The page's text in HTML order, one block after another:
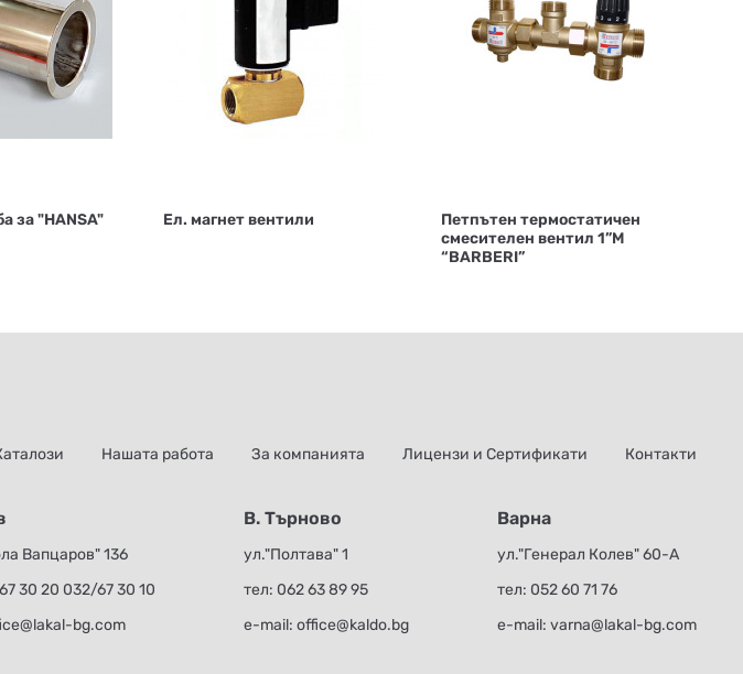
за "HANSA" Ел. магнет вентили
Петпътен термостатичен
смесителен вентил 1”М
“BARBERI”
Нашата работа За компанията Лицензи и Сертификати Контакти
Вапцаров" 136
30 20 032/67 30 10
bg.com
В. Търново
ул."Полтава" 1
тел: 062 63 89 95
е-mail: office@kaldo.bg
Варна
ул."Генерал Колев" 60-А
тел: 052 60 71 76
е-mail: varna@lakal-bg.com